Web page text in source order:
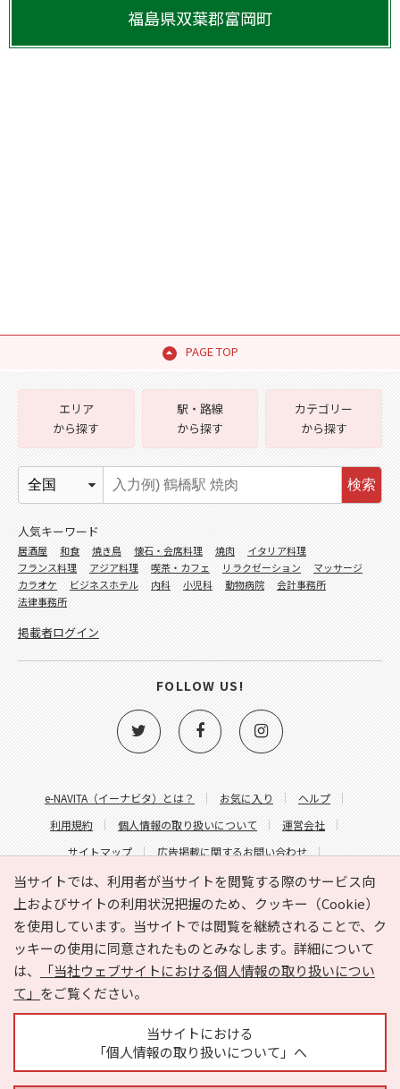
福島県双葉郡富岡町
PAGE TOP
当サイトでは、利用者が当サイトを閲覧する際のサービス向
上およびサイトの利用状況把握のため、クッキー（Cookie）
を使用しています。当サイトでは閲覧を継続されることで、ク
ッキーの使用に同意されたものとみなします。詳細について
は、
「当社ウェブサイトにおける個人情報の取り扱いについ
て」 をご覧ください。
当サイトにおける
「個人情報の取り扱いについて」へ
e-NAVITA（イーナビタ）とは？ お気に入り
ヘルプ
利用規約
個人情報の取り扱いについて
運営会社
サイトマップ
広告掲載に関するお問い合わせ
サイトの内容に関するお問い合わせ
エリア
から探す
駅・路線
から探す
カテゴリー
から探す
検索
人気キーワード
居酒屋 和食 焼き鳥 懐石・会席料理 焼肉
イタリア料理
フランス料理
アジア料理 喫茶・カフェ リラクゼーション
マッサージ
カラオケ
ビジネスホテル 内科 小児科 動物病院
会計事務所
法律事務所
掲載者ログイン
FOLLOW US!
Copyright © HYOJITO.Co.,Ltd. All Rights Reserved.